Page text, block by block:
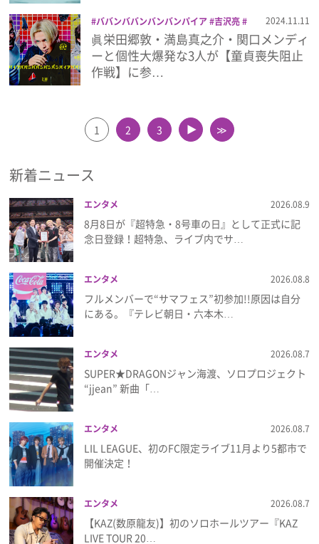
ババンババンバンバンパイア 吉沢亮
映画 板垣李光人 満島真之介 眞栄田郷
敦
関口メンディー
2024.11.11
眞栄田郷敦・満島真之介・関口メンディ
ーと個性大爆発な3人が【童貞喪失阻止
作戦】に参…
1 2 3 ▲ ≫
新着ニュース
エンタメ 2026.08.9
8月8日が『超特急・8号車の日』として正式に記
念日登録！超特急、ライブ内でサ…
エンタメ 2026.08.8
フルメンバーで“サマフェス”初参加!!原因は自分
にある。『テレビ朝日・六本木…
エンタメ 2026.08.7
SUPER★DRAGONジャン海渡、ソロプロジェクト
“jjean” 新曲「…
エンタメ 2026.08.7
LIL LEAGUE、初のFC限定ライブ11月より5都市で
開催決定！
エンタメ 2026.08.7
【KAZ(数原龍友)】初のソロホールツアー『KAZ
LIVE TOUR 20…